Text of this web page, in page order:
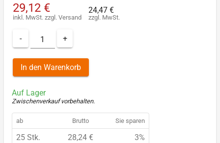
29,12 €
inkl. MwSt. zzgl. Versand
24,47 €
zzgl. MwSt.
- +
In den Warenkorb
Auf Lager
Zwischenverkauf vorbehalten.
ab Brutto Sie sparen
25 Stk. 28,24 €
3%